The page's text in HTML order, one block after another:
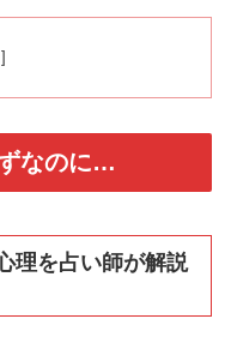
なのに…
理を占い師が解説